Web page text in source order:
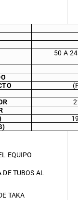
50 A
EQUIPO
TUBOS AL
TAKA